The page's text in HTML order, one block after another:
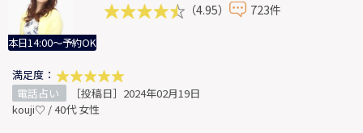
本日14:00～予約OK
（4.95） 723件
満足度：
電話占い
［投稿日］2024年02月19日
kouji♡ / 40代 女性